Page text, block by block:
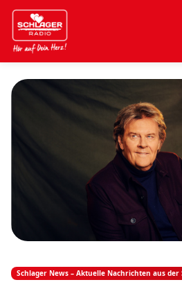
Schlager News – Aktuelle Nachrichten aus der